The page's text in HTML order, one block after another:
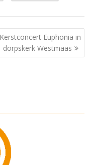
Kerstconcert Euphonia in
dorpskerk Westmaas